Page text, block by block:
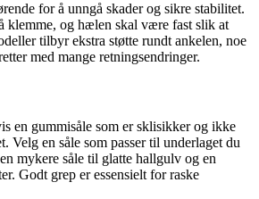
for å unngå skader og sikre stabilitet.
klemme, og hælen skal være fast slik at
tilbyr ekstra støtte rundt ankelen, noe
med mange retningsendringer.
en gummisåle som er sklisikker og ikke
Velg en såle som passer til underlaget du
mykere såle til glatte hallgulv og en
Godt grep er essensielt for raske